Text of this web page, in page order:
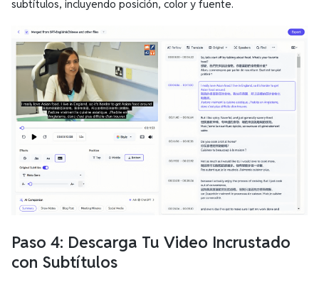
subtítulos, incluyendo posición, color y fuente.
Paso 4: Descarga Tu Video Incrustado
con Subtítulos